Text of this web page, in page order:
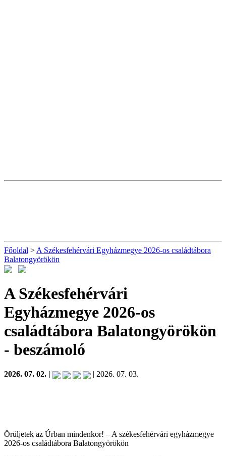
Főoldal > A Székesfehérvári Egyházmegye 2026-os családtábora
Balatongyörökön
A Székesfehérvári
Egyházmegye 2026-os
családtábora Balatongyörökön
- beszámoló
2026. 07. 02. | | 2026. 07. 03.
Örüljetek az Úrban mindenkor! – A székesfehérvári egyházmegye
2026-os családtábora Balatongyörökön